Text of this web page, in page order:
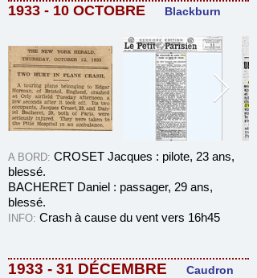
1933 - 10 OCTOBRE Blackburn
A BORD: CROSET Jacques : pilote, 23 ans,
blessé.
BACHERET Daniel : passager, 29 ans,
blessé.
INFO: Crash à cause du vent vers 16h45
1933 - 31 DÉCEMBRE
Caudron